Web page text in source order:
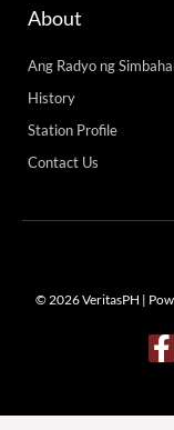
About
Ang Radyo ng
History
Station Profile
Contact Us
© 2026 VeritasPH |
a
e